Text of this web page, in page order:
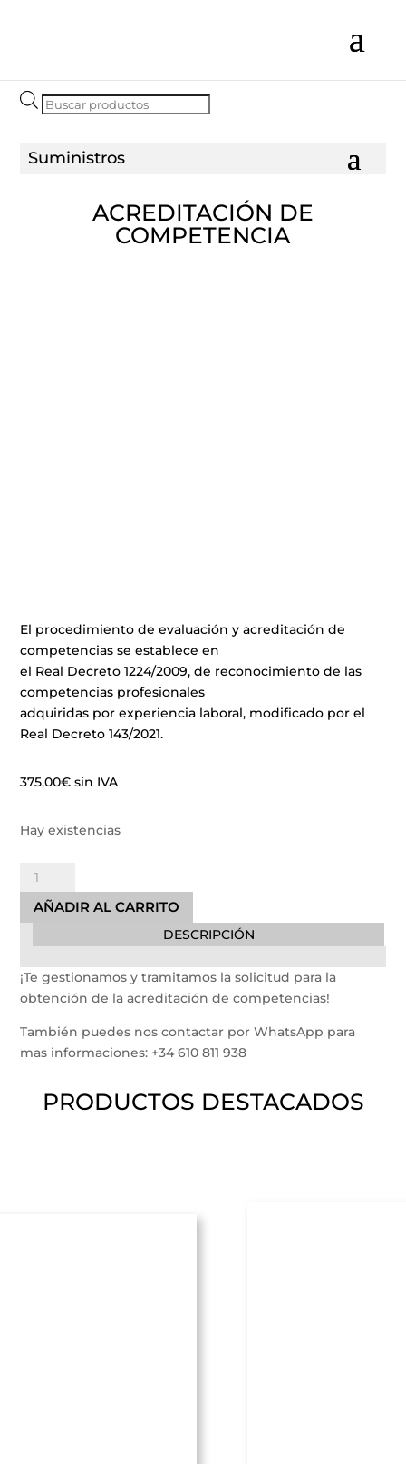
Búsqueda
ACREDITACIÓN DE
COMPETENCIA
El procedimiento de evaluación y acreditación de
competencias se establece en
el Real Decreto 1224/2009, de reconocimiento de las
competencias profesionales
adquiridas por experiencia laboral, modificado por el
Real Decreto 143/2021.
375,00€ sin IVA
Hay existencias
Acreditación
de
Competencia
AÑADIR AL CARRITO
DESCRIPCIÓN
¡Te gestionamos y tramitamos la solicitud para la
obtención de la acreditación de competencias!
También puedes nos contactar por WhatsApp para
mas informaciones: +34 610 811 938
PRODUCTOS DESTACADOS